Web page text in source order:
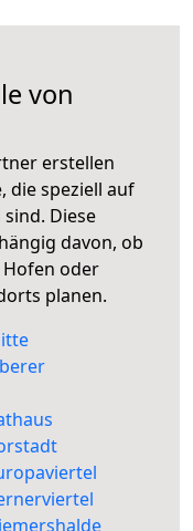
von
erstellen
die speziell auf
Diese
davon, ob
oder
planen.